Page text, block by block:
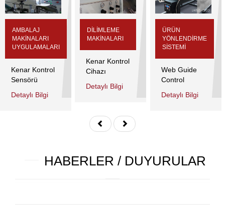
AMBALAJ
MAKİNALARI
UYGULAMALARI
Kenar Kontrol
Sensörü
Detaylı Bilgi
DİLİMLEME
MAKİNALARI
Kenar Kontrol
Cihazı
Detaylı Bilgi
ÜRÜN
YÖNLENDİRME
SİSTEMİ
Web Guide
Control
Detaylı Bilgi
HABERLER / DUYURULAR